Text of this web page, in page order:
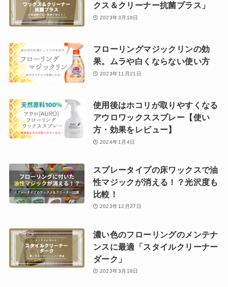
クス＆クリーナー抗菌プラス」
2023年3月18日
フローリングマジックリンの効
果。ムラや白くならない使い方
2023年11月21日
使用後はホコリが取りやすくなる
アウロワックススプレー【使い
方・効果をレビュー】
2024年1月4日
スプレータイプの床ワックスで油
性マジックが消える！？光沢度も
比較！
2023年12月27日
濃い色のフローリングのメンテナ
ンスに最適「スタイルクリーナー
ダーク」
2023年3月18日